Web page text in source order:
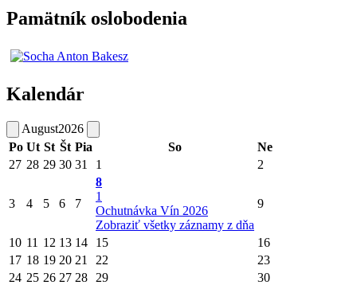
Pamätník oslobodenia
Kalendár
August2026
Po Ut St Št Pia So
Ne
27 28 29 30 31 1 2
3 4 5 6 7
8
1
Ochutnávka Vín 2026
Zobraziť všetky záznamy z dňa
9
10 11 12 13 14 15
16
17 18 19 20 21 22
23
24 25 26 27 28 29
30